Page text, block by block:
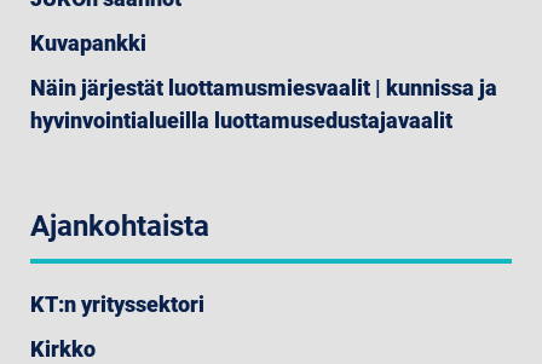
Kuvapankki
Näin järjestät luottamusmiesvaalit | kunnissa ja
hyvinvointialueilla luottamusedustajavaalit
Ajankohtaista
KT:n yrityssektori
Kirkko